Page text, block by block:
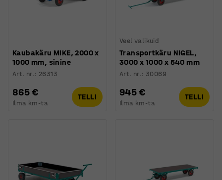
Kaubakäru MIKE, 2000 x
1000 mm, sinine
Art. nr.: 26313
865 €
Ilma km-ta
TELLI
Veel valikuid
Transportkäru NIGEL,
3000 x 1000 x 540 mm
Art. nr.: 30069
945 €
Ilma km-ta
TELLI